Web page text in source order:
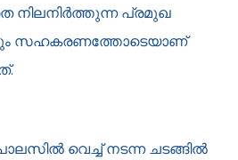
നിലനിര്‍ത്തുന്ന പ്രമുഖ
സഹകരണത്തോടെയാണ്
വെച്ച് നടന്ന ചടങ്ങില്‍